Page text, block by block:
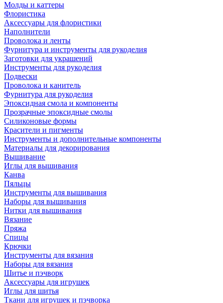
Молды и каттеры
Флористика
Аксессуары для флористики
Наполнители
Проволока и ленты
Фурнитура и инструменты для рукоделия
Заготовки для украшений
Инструменты для рукоделия
Подвески
Проволока и канитель
Фурнитура для рукоделия
Эпоксидная смола и компоненты
Прозрачные эпоксидные смолы
Силиконовые формы
Красители и пигменты
Инструменты и дополнительные компоненты
Материалы для декорирования
Вышивание
Иглы для вышивания
Канва
Пяльцы
Инструменты для вышивания
Наборы для вышивания
Нитки для вышивания
Вязание
Пряжа
Спицы
Крючки
Инструменты для вязания
Наборы для вязания
Шитье и пэчворк
Аксессуары для игрушек
Иглы для шитья
Ткани для игрушек и пэчворка